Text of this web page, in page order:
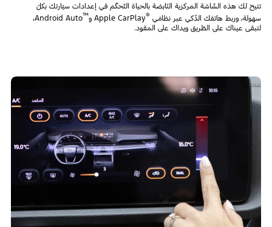
تتيح لك هذه الشّاشة المركزية النّابضة بالحياة التّحكّم في إعدادات سيّارتك بكلّ
سهولة، وربط هاتفك الذّكي عبر نظامَي ®Apple CarPlay و ™
Android Auto،
لتبقى عيناك على الطّريق ويداك على المقود.